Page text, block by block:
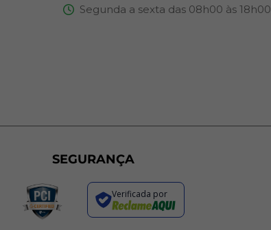
Segunda a sexta das 08h00 às 18h00
SEGURANÇA
Verificada por